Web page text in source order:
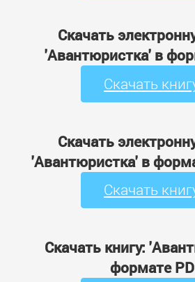
Скачать
'Авантюристка' в
Скачать
Скачать
'Авантюристка' в
Скачать
Скачать книгу:
формате